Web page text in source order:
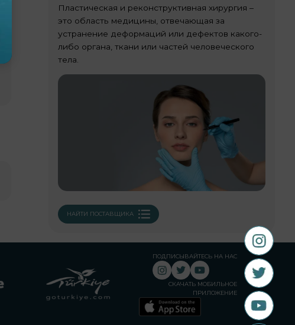
Пластическая и реконструктивная хирургия –
это область медицины, отвечающая за
устранение деформаций или дефектов какого-
либо органа, ткани или частей человеческого
тела.
НАЙТИ ПОСТАВЩИКА
ПОДПИСЫВАЙТЕСЬ НА НАС
СКАЧАТЬ МОБИЛЬНОЕ
ПРИЛОЖЕНИЕ